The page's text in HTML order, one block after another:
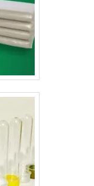
o objetivo do